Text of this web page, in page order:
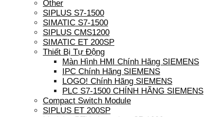
Other
SIPLUS S7-1500
SIMATIC S7-1500
SIPLUS CMS1200
SIMATIC ET 200SP
Thiết Bị Tự Động
Màn Hình HMI Chính Hãng SIEMENS
IPC Chính Hãng SIEMENS
LOGO! Chính Hãng SIEMENS
PLC S7-1500 CHÍNH HÃNG SIEMENS
Compact Switch Module
SIPLUS ET 200SP